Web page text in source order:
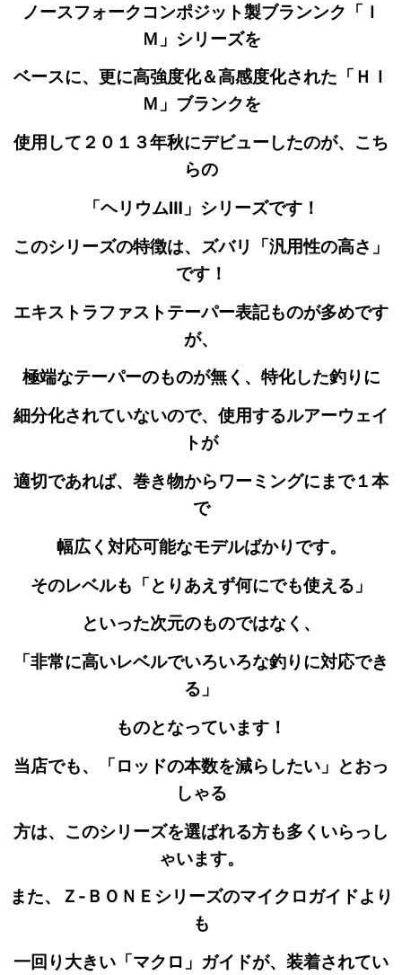
ノースフォークコンポジット製ブランンク「Ｉ
Ｍ」シリーズを
ベースに、更に高強度化＆高感度化された「ＨＩ
Ｍ」ブランクを
使用して２０１３年秋にデビューしたのが、こち
らの
「ヘリウムⅢ」シリーズです！
このシリーズの特徴は、ズバリ「汎用性の高さ」
です！
エキストラファストテーパー表記ものが多めです
が、
極端なテーパーのものが無く、特化した釣りに
細分化されていないので、使用するルアーウェイ
トが
適切であれば、巻き物からワーミングにまで１本
で
幅広く対応可能なモデルばかりです。
そのレベルも 「とりあえず何にでも使える」
といった次元のものではなく、
「非常に高いレベルでいろいろな釣りに対応でき
る」
ものとなっています！
当店でも、「ロッドの本数を減らしたい」とおっ
しゃる
方は、このシリーズを選ばれる方も多くいらっし
ゃいます。
また、Ｚ-ＢＯＮＥシリーズのマイクロガイドより
も
一回り大きい「マクロ」ガイドが、装着されてい